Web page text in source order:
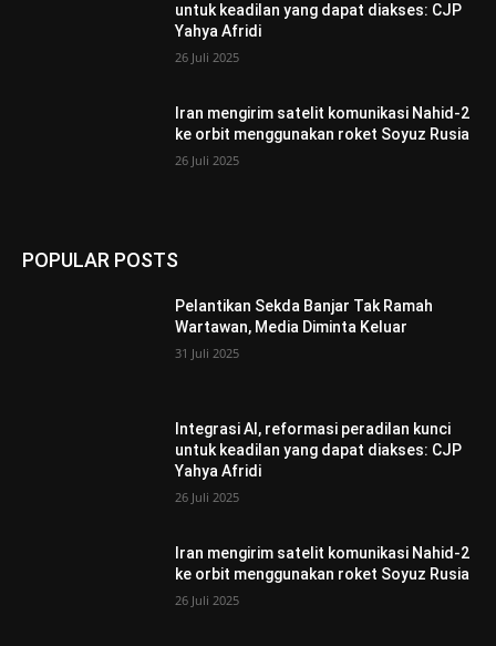
untuk keadilan yang dapat diakses: CJP
Yahya Afridi
26 Juli 2025
Iran mengirim satelit komunikasi Nahid-2
ke orbit menggunakan roket Soyuz Rusia
26 Juli 2025
POPULAR POSTS
Pelantikan Sekda Banjar Tak Ramah
Wartawan, Media Diminta Keluar
31 Juli 2025
Integrasi AI, reformasi peradilan kunci
untuk keadilan yang dapat diakses: CJP
Yahya Afridi
26 Juli 2025
Iran mengirim satelit komunikasi Nahid-2
ke orbit menggunakan roket Soyuz Rusia
26 Juli 2025